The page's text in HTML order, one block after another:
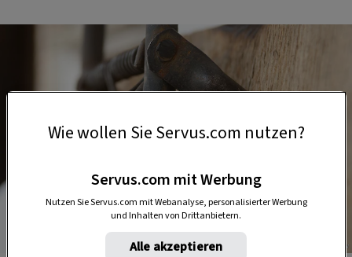
Foto: Katharina Gossow
Wie wollen Sie Servus.com nutzen?
Servus.com mit Werbung
Nutzen Sie Servus.com mit Webanalyse, personalisierter Werbung
und Inhalten von Drittanbietern.
Alle akzeptieren